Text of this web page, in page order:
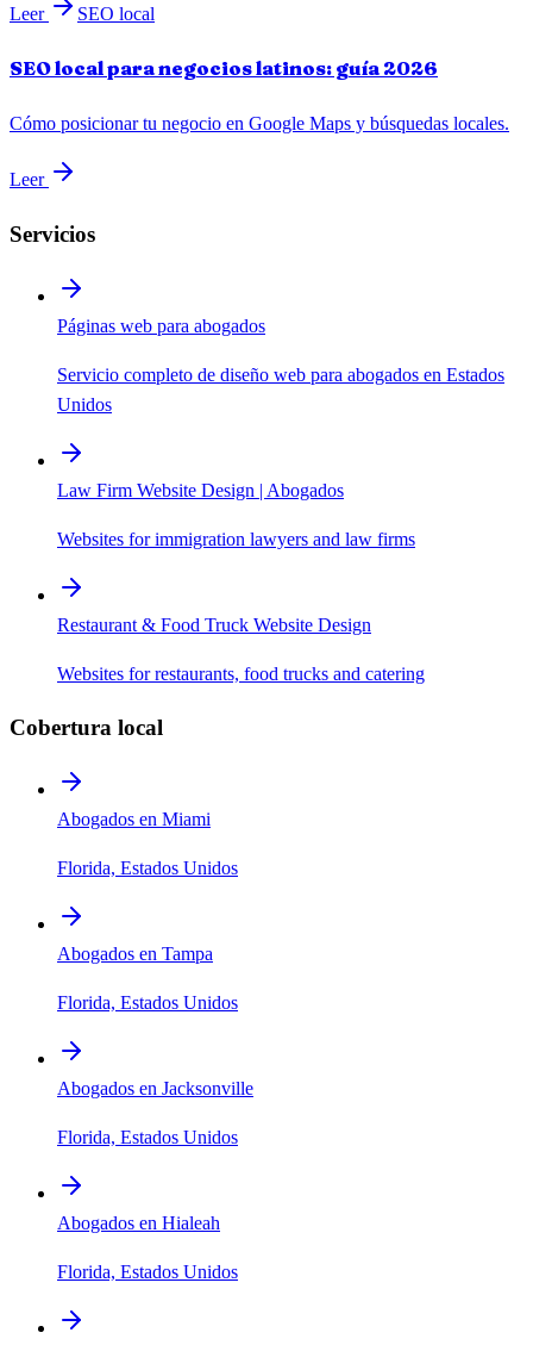
Leer SEO local
SEO local para negocios latinos: guía 2026
Cómo posicionar tu negocio en Google Maps y búsquedas locales.
Leer
Servicios
Páginas web para abogados
Servicio completo de diseño web para abogados en Estados
Unidos
Law Firm Website Design | Abogados
Websites for immigration lawyers and law firms
Restaurant & Food Truck Website Design
Websites for restaurants, food trucks and catering
Cobertura local
Abogados en Miami
Florida, Estados Unidos
Abogados en Tampa
Florida, Estados Unidos
Abogados en Jacksonville
Florida, Estados Unidos
Abogados en Hialeah
Florida, Estados Unidos